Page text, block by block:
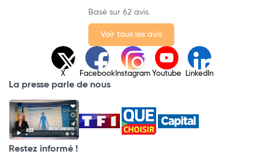
Basé sur 62 avis.
Voir tous les avis
X Facebook Instagram Youtube LinkedIn
La presse parle de nous
Restez informé !